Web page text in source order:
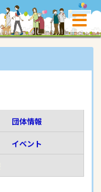
団体情報
イベント